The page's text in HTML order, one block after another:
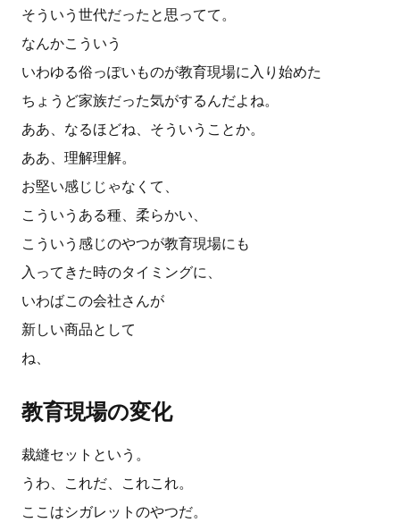
そういう世代だったと思ってて。
なんかこういう
いわゆる俗っぽいものが教育現場に入り始めた
ちょうど家族だった気がするんだよね。
ああ、なるほどね、そういうことか。
ああ、理解理解。
お堅い感じじゃなくて、
こういうある種、柔らかい、
こういう感じのやつが教育現場にも
入ってきた時のタイミングに、
いわばこの会社さんが
新しい商品として
ね、
教育現場の変化
裁縫セットという。
うわ、これだ、これこれ。
ここはシガレットのやつだ。